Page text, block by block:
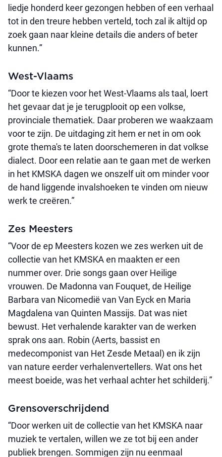
liedje honderd keer gezongen hebben of een verhaal
tot in den treure hebben verteld, toch zal ik altijd op
zoek gaan naar kleine details die anders of beter
kunnen.”
West-Vlaams
“Door te kiezen voor het West-Vlaams als taal, loert
het gevaar dat je je terugplooit op een volkse,
provinciale thematiek. Daar proberen we waakzaam
voor te zijn. De uitdaging zit hem er net in om ook
grote thema's te laten doorschemeren in dat volkse
dialect. Door een relatie aan te gaan met de werken
in het KMSKA dagen we onszelf uit om minder voor
de hand liggende invalshoeken te vinden om nieuw
werk te creëren.”
Zes Meesters
“Voor de ep Meesters kozen we zes werken uit de
collectie van het KMSKA en maakten er een
nummer over. Drie songs gaan over Heilige
vrouwen. De Madonna van Fouquet, de Heilige
Barbara van Nicomedië van Van Eyck en Maria
Magdalena van Quinten Massijs. Dat was niet
bewust. Het verhalende karakter van de werken
sprak ons aan. Robin (Aerts, bassist en
medecomponist van Het Zesde Metaal) en ik zijn
van nature eerder verhalenvertellers. Wat ons het
meest boeide, was het verhaal achter het schilderij.”
Grensoverschrijdend
“Door werken uit de collectie van het KMSKA naar
muziek te vertalen, willen we ze tot bij een ander
publiek brengen. Sommigen zijn nu eenmaal